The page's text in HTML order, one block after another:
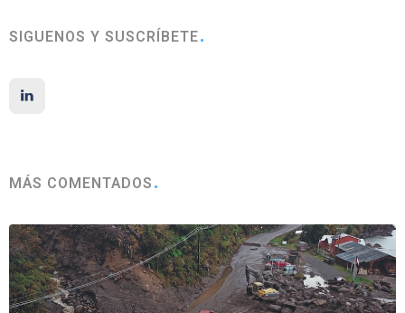
SIGUENOS Y SUSCRÍBETE
MÁS COMENTADOS